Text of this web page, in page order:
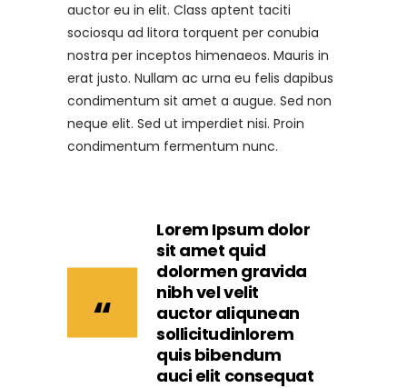
auctor eu in elit. Class aptent taciti
sociosqu ad litora torquent per conubia
nostra per inceptos himenaeos. Mauris in
erat justo. Nullam ac urna eu felis dapibus
condimentum sit amet a augue. Sed non
neque elit. Sed ut imperdiet nisi. Proin
condimentum fermentum nunc.
Lorem Ipsum dolor
sit amet quid
dolormen gravida
nibh vel velit
auctor aliqunean
sollicitudinlorem
quis bibendum
auci elit consequat